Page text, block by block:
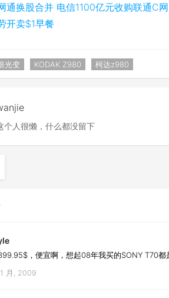
通换股合并 电信1100亿元收购联通C网
开卖$1早餐
光变 KODAK Z980 柯达z980
个人很懒，什么都没留下
，便宜啊，想起08年我买的SONY T70都
月, 2009